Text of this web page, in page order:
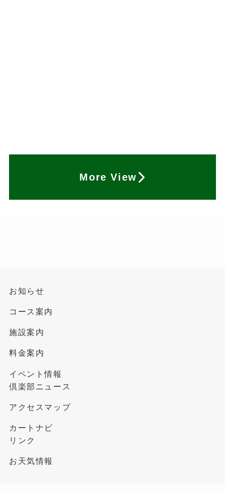
More View
お知らせ
コース案内
施設案内
料金案内
イベント情報
倶楽部ニュース
アクセスマップ
カートナビ
リンク
お天気情報